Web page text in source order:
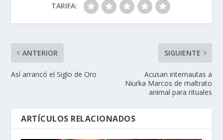
TARIFA:
ANTERIOR
Así arrancó el Siglo de Oro
SIGUIENTE
Acusan internautas a
Niurka Marcos de maltrato
animal para rituales
ARTÍCULOS RELACIONADOS